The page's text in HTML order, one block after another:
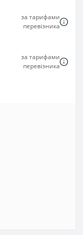
за тарифами
перевізника
за тарифами
перевізника